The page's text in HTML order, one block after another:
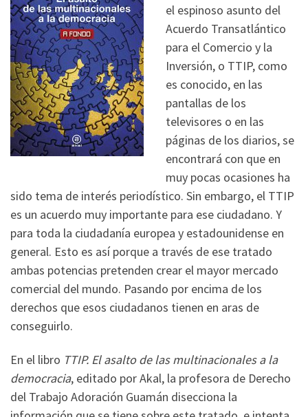
el espinoso asunto del
Acuerdo Transatlántico
para el Comercio y la
Inversión, o TTIP, como
es conocido, en las
pantallas de los
televisores o en las
páginas de los diarios, se
encontrará con que en
muy pocas ocasiones ha
sido tema de interés periodístico. Sin embargo, el TTIP
es un acuerdo muy importante para ese ciudadano. Y
para toda la ciudadanía europea y estadounidense en
general. Esto es así porque a través de ese tratado
ambas potencias pretenden crear el mayor mercado
comercial del mundo. Pasando por encima de los
derechos que esos ciudadanos tienen en aras de
conseguirlo.
En el libro TTIP. El asalto de las multinacionales a la
democracia, editado por Akal, la profesora de Derecho
del Trabajo Adoración Guamán disecciona la